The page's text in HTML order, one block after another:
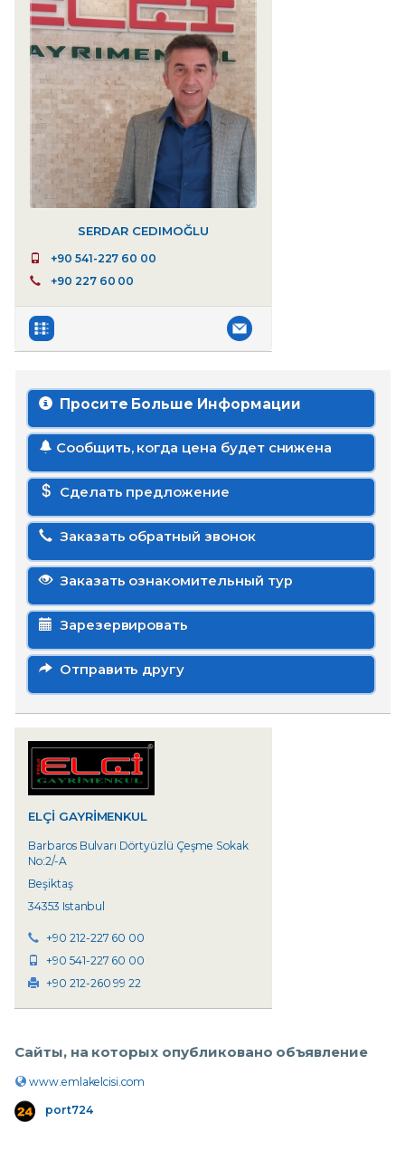
SERDAR CEDIMOĞLU
+90 541-227 60 00
+90 227 60 00
Просите Больше Информации
Сообщить, когда цена будет снижена
Сделать предложение
Заказать обратный звонок
Заказать ознакомительный тур
Зарезервировать
Отправить другу
ELÇİ GAYRİMENKUL
Barbaros Bulvarı Dörtyüzlü Çeşme Sokak
No:2/-A
Beşiktaş
34353 Istanbul
+90 212-227 60 00
+90 541-227 60 00
+90 212-260 99 22
Сайты, на которых опубликовано объявление
www.emlakelcisi.com
port724